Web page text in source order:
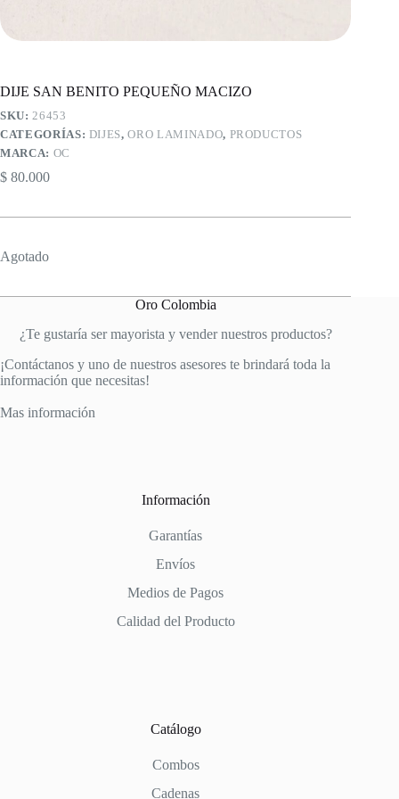
DIJE SAN BENITO PEQUEÑO MACIZO
SKU:26453
CATEGORÍAS: DIJES,ORO LAMINADO, PRODUCTOS
MARCA: OC
$ 80.000
Agotado
Oro Colombia
¿Te gustaría ser mayorista y vender nuestros productos?
¡Contáctanos y uno de nuestros asesores te brindará toda la
información que necesitas!
Mas información
Información
Garantías
Envíos
Medios de Pagos
Calidad del Producto
Catálogo
Combos
Cadenas